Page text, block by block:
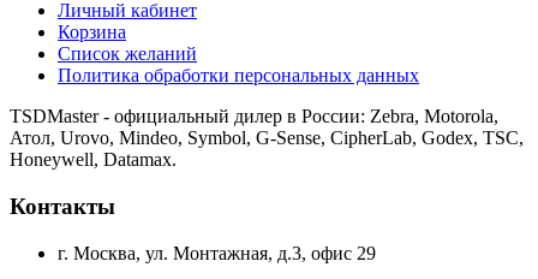
Личный кабинет
Корзина
Список желаний
Политика обработки персональных данных
TSDMaster - официальный дилер в России: Zebra, Motorola,
Атол, Urovo, Mindeo, Symbol, G-Sense, CipherLab, Godex, TSC,
Honeywell, Datamax.
Контакты
г. Москва, ул. Монтажная, д.3, офис 29